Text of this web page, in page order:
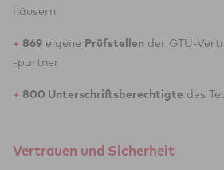
häusern
+ 869 eigene Prüf­stellen der GTÜ-
-partner
+ 800 Unter­schrifts­berechtigte des
Ver­trauen und Sicher­heit